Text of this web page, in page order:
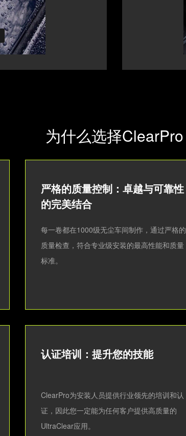
为什么选择ClearPro
严格的质量控制：卓越与可靠性
的完美结合
每一卷都在1000级无尘车间制作，通过严格的
质量检查，符合专业级安装的最高性能和质量
标准。
认证培训：提升您的技能
ClearPro为安装人员提供行业领先的培训和认
证，因此您一定能为任何客户提供高质量的
UltraClear应用。